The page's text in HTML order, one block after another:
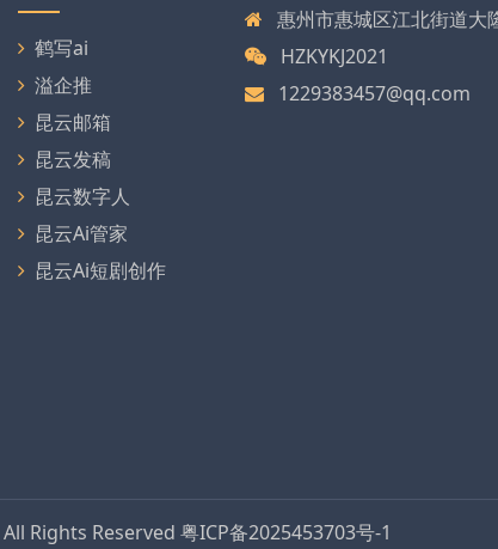
鹤写ai
溢企推
昆云邮箱
昆云发稿
昆云数字人
昆云Ai管家
昆云Ai短剧创作
惠州市惠城区江北街道大
HZKYKJ2021
1229383457@qq.com
All Rights Reserved 粤ICP备2025453703号-1